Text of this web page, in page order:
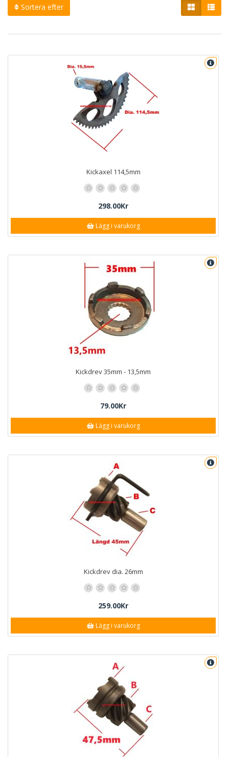
Sortera efter
Kickaxel 114,5mm
298.00Kr
Lägg i varukorg
Kickdrev 35mm - 13,5mm
79.00Kr
Lägg i varukorg
Kickdrev dia. 26mm
259.00Kr
Lägg i varukorg